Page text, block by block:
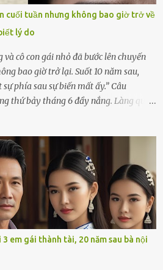
thứ vẫn như mọi ngày, nhưng có điều gì
thích được. Trong khoảnh khắc tôi
một luồng gió lạ thoáng qua, khiến
kinh...
cuối tuần nhưng không bao giờ trở về
lý do
và cô con gái nhỏ đã bước lên chuyến
bao giờ trở lại. Suốt 10 năm sau,
phía sau sự biến mất ấy.” Câu
thứ bảy tháng 6 đầy nắng. Làng quê
một người đàn ông điềm đạm, ít nói,
chuẩn bị hành lý cho chuyến đi biển
“Em ở nhà nghỉ ngơi nhé, anh đưa
ngắm sóng, nghịch cát. Về chắc nó
hết chuyện.” – Ông Minh cười
chồng và con gái ríu rít chuẩn bị mà
có dịp đi xa vì còn bận buôn bán ở chợ,
Thảo ôm chầm lấy mẹ trước khi đi:
cho mẹ nhé!” Chiếc xe khách lăn
em gái thành tài, 20 năm sau bà nội